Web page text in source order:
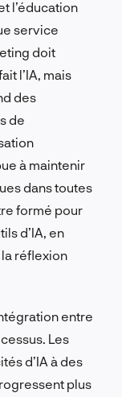
l’éducation
service
doit
l’IA, mais
des
de
à maintenir
dans toutes
formé pour
d’IA, en
réflexion
entre
Les
d’IA à des
plus